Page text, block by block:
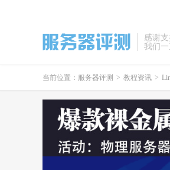
感谢支
我们
当前位置： 服务器评测 > 教程资讯 >